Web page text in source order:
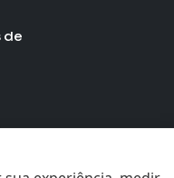
de